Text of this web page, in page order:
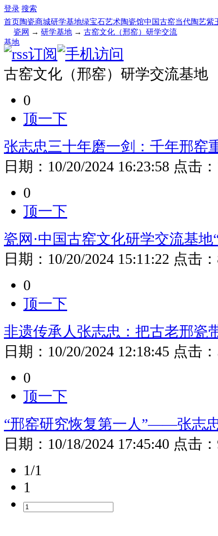
登录 搜索
首页陶瓷商城研学基地绿宝石艺术陶瓷馆中国古窑当代陶艺紫
瓷网 → 研学基地 → 古窑文化（邢窑）研学交流
基地
古窑文化（邢窑）研学交流基地
0
顶一下
张志忠三十年磨一剑：千年邢窑
日期： 10/20/2024 16:23:58 点击：
0
顶一下
瓷网·中国古窑文化研学交流基地
日期： 10/20/2024 15:11:22 点击：
0
顶一下
非遗传承人张志忠：把古老邢瓷
日期： 10/20/2024 12:18:45 点击：
0
顶一下
“邢窑研究恢复第一人”——张志
日期： 10/18/2024 17:45:40 点击：
1/1
1